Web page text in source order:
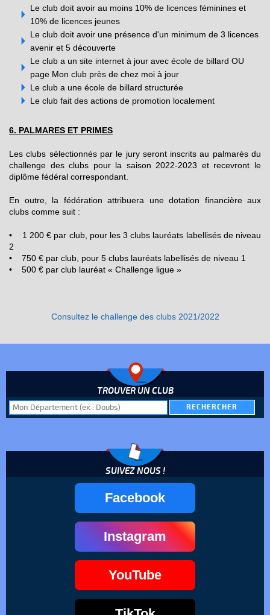
Le club doit avoir au moins 10% de licences féminines et
10% de licences jeunes
Le club doit avoir une présence d'un minimum de 3 licences
avenir et 5 découverte
Le club a un site internet à jour avec école de billard OU
page Mon club près de chez moi à jour
Le club a une école de billard structurée
Le club fait des actions de promotion localement
6. PALMARES ET PRIMES
Les clubs sélectionnés par le jury seront inscrits au palmarès du
challenge des clubs pour la saison 2022-2023 et recevront le
diplôme fédéral correspondant.
En outre, la fédération attribuera une dotation financière aux
clubs comme suit :
• 1 200 € par club, pour les 3 clubs lauréats labellisés de niveau
2
• 750 € par club, pour 5 clubs lauréats labellisés de niveau 1
• 500 € par club lauréat « Challenge ligue »
Consultez le challenge des clubs 2021/2022
TROUVER UN CLUB
SUIVEZ NOUS !
Facebook
Instagram
YouTube